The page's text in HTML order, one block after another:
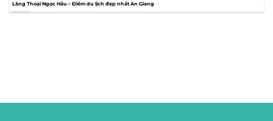
Lăng Thoại Ngọc Hầu – Điểm du lịch đẹp nhất An Giang